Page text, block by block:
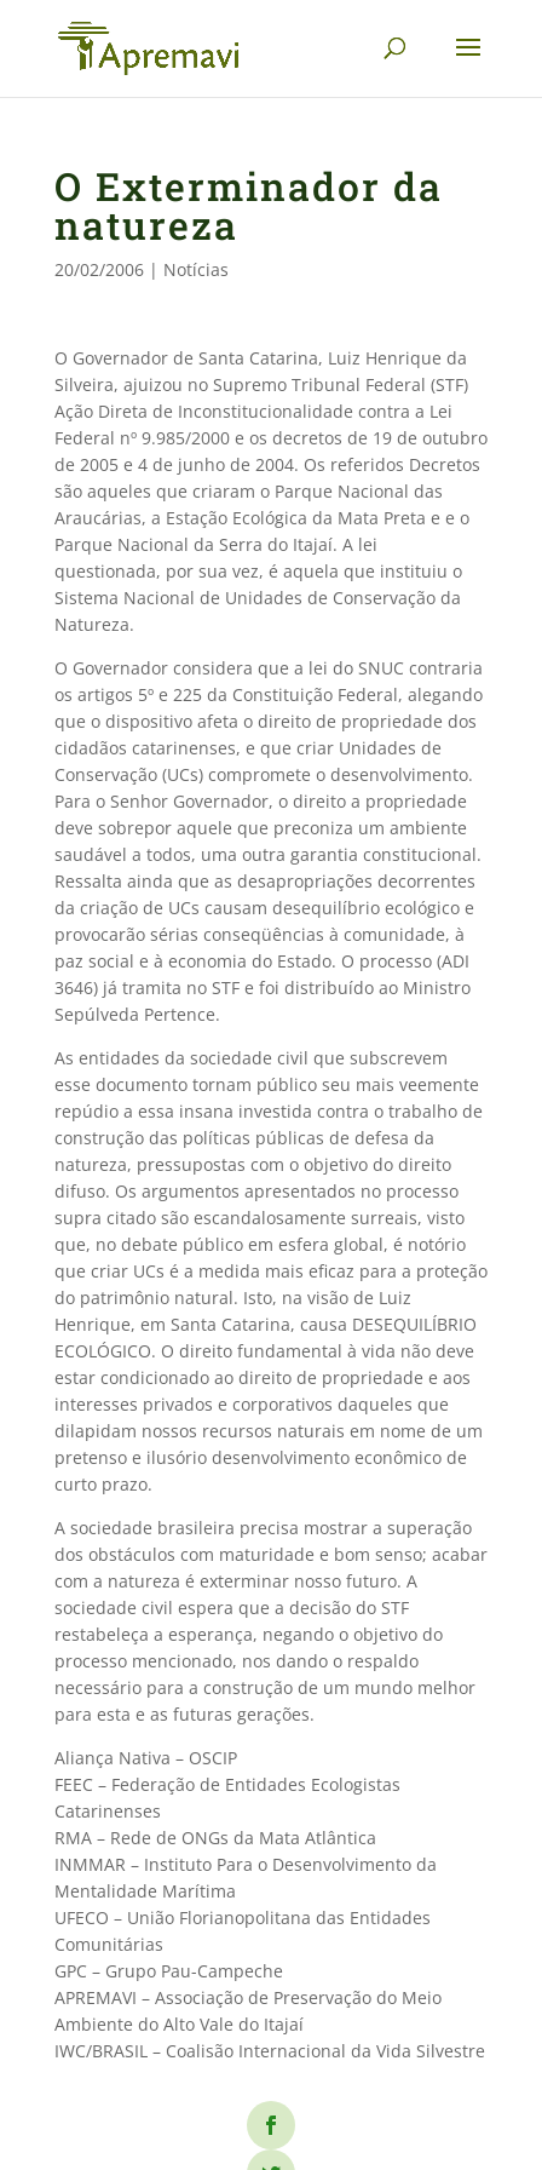
O Exterminador da
natureza
20/02/2006| Notícias
O Governador de Santa Catarina, Luiz Henrique da
Silveira, ajuizou no Supremo Tribunal Federal (STF)
Ação Direta de Inconstitucionalidade contra a Lei
Federal nº 9.985/2000 e os decretos de 19 de outubro
de 2005 e 4 de junho de 2004. Os referidos Decretos
são aqueles que criaram o Parque Nacional das
Araucárias, a Estação Ecológica da Mata Preta e e o
Parque Nacional da Serra do Itajaí. A lei
questionada, por sua vez, é aquela que instituiu o
Sistema Nacional de Unidades de Conservação da
Natureza.
O Governador considera que a lei do SNUC contraria
os artigos 5º e 225 da Constituição Federal, alegando
que o dispositivo afeta o direito de propriedade dos
cidadãos catarinenses, e que criar Unidades de
Conservação (UCs) compromete o desenvolvimento.
Para o Senhor Governador, o direito a propriedade
deve sobrepor aquele que preconiza um ambiente
saudável a todos, uma outra garantia constitucional.
Ressalta ainda que as desapropriações decorrentes
da criação de UCs causam desequilíbrio ecológico e
provocarão sérias conseqüências à comunidade, à
paz social e à economia do Estado. O processo (ADI
3646) já tramita no STF e foi distribuído ao Ministro
Sepúlveda Pertence.
As entidades da sociedade civil que subscrevem
esse documento tornam público seu mais veemente
repúdio a essa insana investida contra o trabalho de
construção das políticas públicas de defesa da
natureza, pressupostas com o objetivo do direito
difuso. Os argumentos apresentados no processo
supra citado são escandalosamente surreais, visto
que, no debate público em esfera global, é notório
que criar UCs é a medida mais eficaz para a proteção
do patrimônio natural. Isto, na visão de Luiz
Henrique, em Santa Catarina, causa DESEQUILÍBRIO
ECOLÓGICO. O direito fundamental à vida não deve
estar condicionado ao direito de propriedade e aos
interesses privados e corporativos daqueles que
dilapidam nossos recursos naturais em nome de um
pretenso e ilusório desenvolvimento econômico de
curto prazo.
A sociedade brasileira precisa mostrar a superação
dos obstáculos com maturidade e bom senso; acabar
com a natureza é exterminar nosso futuro. A
sociedade civil espera que a decisão do STF
restabeleça a esperança, negando o objetivo do
processo mencionado, nos dando o respaldo
necessário para a construção de um mundo melhor
para esta e as futuras gerações.
Aliança Nativa – OSCIP
FEEC – Federação de Entidades Ecologistas
Catarinenses
RMA – Rede de ONGs da Mata Atlântica
INMMAR – Instituto Para o Desenvolvimento da
Mentalidade Marítima
UFECO – União Florianopolitana das Entidades
Comunitárias
GPC – Grupo Pau-Campeche
APREMAVI – Associação de Preservação do Meio
Ambiente do Alto Vale do Itajaí
IWC/BRASIL – Coalisão Internacional da Vida Silvestre